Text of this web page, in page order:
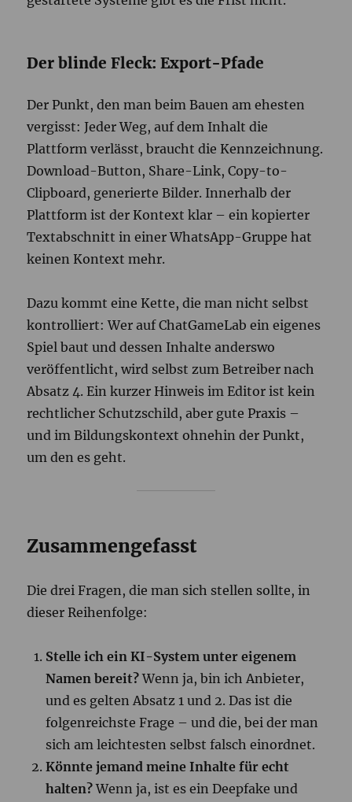
Der blinde Fleck: Export-Pfade
Der Punkt, den man beim Bauen am ehesten
vergisst: Jeder Weg, auf dem Inhalt die
Plattform verlässt, braucht die Kennzeichnung.
Download-Button, Share-Link, Copy-to-
Clipboard, generierte Bilder. Innerhalb der
Plattform ist der Kontext klar – ein kopierter
Textabschnitt in einer WhatsApp-Gruppe hat
keinen Kontext mehr.
Dazu kommt eine Kette, die man nicht selbst
kontrolliert: Wer auf ChatGameLab ein eigenes
Spiel baut und dessen Inhalte anderswo
veröffentlicht, wird selbst zum Betreiber nach
Absatz 4. Ein kurzer Hinweis im Editor ist kein
rechtlicher Schutzschild, aber gute Praxis –
und im Bildungskontext ohnehin der Punkt,
um den es geht.
Zusammengefasst
Die drei Fragen, die man sich stellen sollte, in
dieser Reihenfolge:
Stelle ich ein KI-System unter eigenem
Namen bereit?Wenn ja, bin ich Anbieter,
und es gelten Absatz 1 und 2. Das ist die
folgenreichste Frage – und die, bei der man
sich am leichtesten selbst falsch einordnet.
Könnte jemand meine Inhalte für echt
halten?Wenn ja, ist es ein Deepfake und